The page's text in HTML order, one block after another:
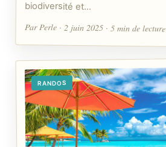
biodiversité et…
Par Perle · 2 juin 2025 · 5 min de lecture
RANDOS